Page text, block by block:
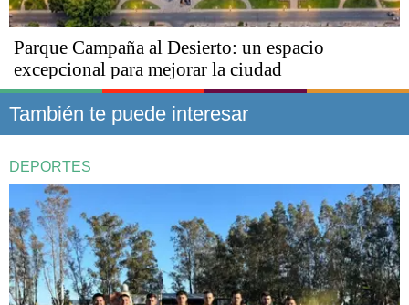
Parque Campaña al Desierto: un espacio
excepcional para mejorar la ciudad
También te puede interesar
DEPORTES